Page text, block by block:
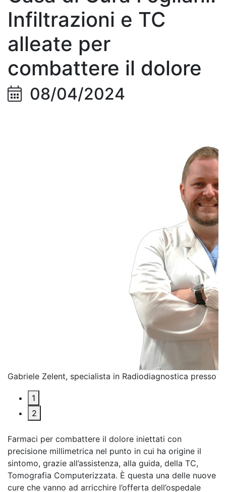
Infiltrazioni e TC
alleate per
combattere il dolore
08/04/2024
Gabriele Zelent, specialista in Radiodiagnostica presso
1
2
Farmaci per combattere il dolore iniettati con
precisione millimetrica nel punto in cui ha origine il
sintomo, grazie all’assistenza, alla guida, della TC,
Tomografia Computerizzata. È questa una delle nuove
cure che vanno ad arricchire l’offerta dell’ospedale